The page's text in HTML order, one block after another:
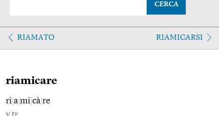
CERCA
RIAMATO RIAMICARSI
riamicare
ri a mi cà re